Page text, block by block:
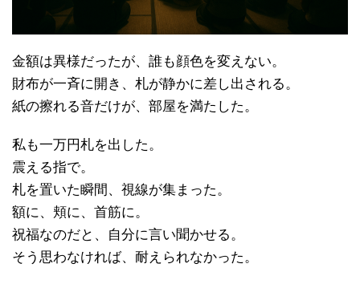
金額は異様だったが、誰も顔色を変えない。
財布が一斉に開き、札が静かに差し出される。
紙の擦れる音だけが、部屋を満たした。
私も一万円札を出した。
震える指で。
札を置いた瞬間、視線が集まった。
額に、頬に、首筋に。
祝福なのだと、自分に言い聞かせる。
そう思わなければ、耐えられなかった。